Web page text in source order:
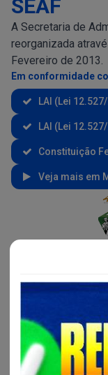
SEAF
A Secretaria de
reorganizada
Fevereiro de 2013.
Em conformidade
LAI (Lei
LAI (Lei
Constituição
Veja mais em
formulação de
treinamento,
gerencial do
avaliação de
de carreiras; a
recrutamento,